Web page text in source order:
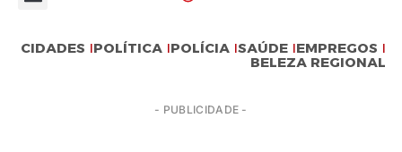
CIDADES POLÍTICA POLÍCIA SAÚDE EMPREGOS
BELEZA REGIONAL
- PUBLICIDADE -